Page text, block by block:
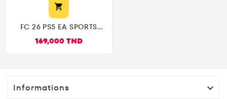

FC 26 PS5 EA SPORTS
بالتعليق العربي
169,000 TND
Informations 